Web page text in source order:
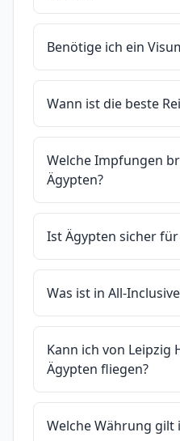
Benötige ich ein
Wann ist die beste
Welche Impfungen
Ägypten?
Ist Ägypten sicher
Was ist in All-
Kann ich von Leipzig
Ägypten fliegen?
Welche Währung gilt